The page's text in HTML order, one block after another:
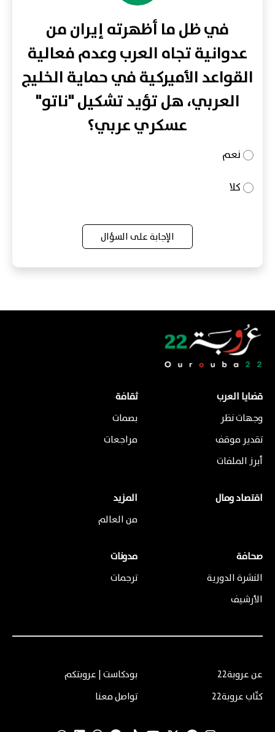
في ظل ما أظهرته إيران من
عدوانية تجاه العرب وعدم فعالية
القواعد الأميركية في حماية الخليج
العربي، هل تؤيد تشكيل "ناتو"
عسكري عربي؟
نعم
كلا
الإجابة على السؤال
قضايا العرب
وجهات نظر
تقدير موقف
أبرز الملفات
ثقافة
بصمات
مراجعات
اقتصاد ومال
المزيد
من العالم
صحافة
النشرة الدورية
الأرشيف
مدونات
ترجمات
عن عروبة22
كتّاب عروبة22
بودكاست | عروبتكم
تواصل معنا